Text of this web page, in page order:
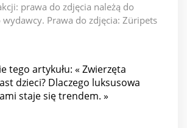
prawa do zdjęcia należą do
Prawa do zdjęcia: Züripets
tego artykułu: « Zwierzęta
dzieci? Dlaczego luksusowa
staje się trendem. »